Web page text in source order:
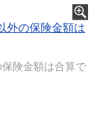
険金額は合算で